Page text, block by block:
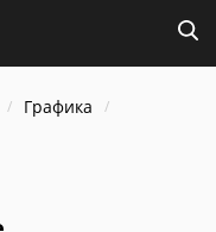
Графика